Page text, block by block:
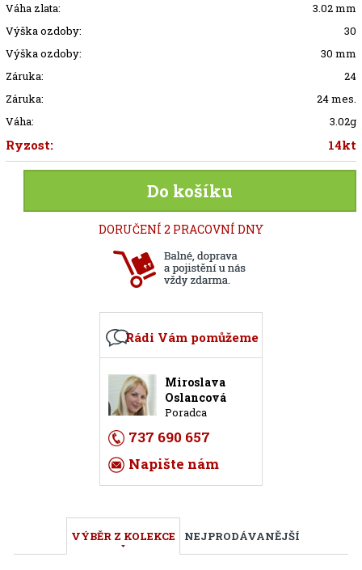
Váha zlata:
3.02 mm
Výška ozdoby:
30
Výška ozdoby:
30 mm
Záruka:
24
Záruka:
24 mes.
Váha:
3.02g
Ryzost: 14kt
Do košíku
DORUČENÍ 2 PRACOVNÍ DNY
Rádi Vám pomůžeme
Miroslava
Oslancová
Poradca
737 690 657
Napište nám
VÝBĚR Z KOLEKCE NEJPRODÁVANĚJŠÍ